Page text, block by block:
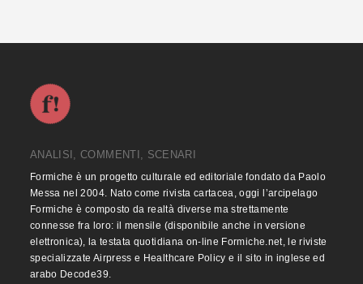
ANALISI, COMMENTI, SCENARI
Formiche è un progetto culturale ed editoriale fondato da Paolo
Messa nel 2004. Nato come rivista cartacea, oggi l’arcipelago
Formiche è composto da realtà diverse ma strettamente
connesse fra loro: il mensile (disponibile anche in versione
elettronica), la testata quotidiana on-line Formiche.net, le riviste
specializzate Airpress e Healthcare Policy e il sito in inglese ed
arabo Decode39.